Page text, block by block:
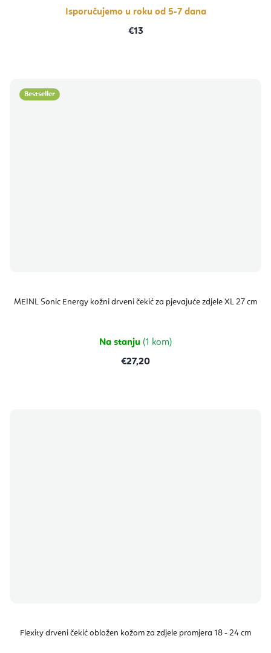
Isporučujemo u roku od 5-7 dana
€13
Bestseller
MEINL Sonic Energy kožni drveni čekić za pjevajuće zdjele XL 27 cm
Na stanju (1 kom)
€27,20
Flexity drveni čekić obložen kožom za zdjele promjera 18 - 24 cm